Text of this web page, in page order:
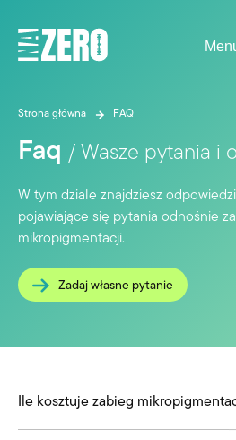
Strona główna FAQ
Faq / Wasze pytania i
W tym dziale znajdziesz
pojawiające się pytania odnośnie
mikropigmentacji.
Zadaj własne pytanie
Ile kosztuje zabieg